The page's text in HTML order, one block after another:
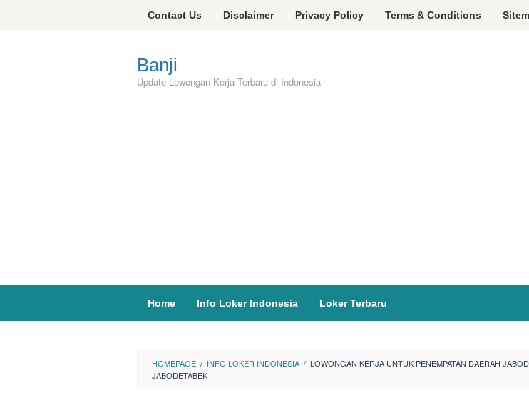
Contact Us Disclaimer Privacy Policy Terms & Conditions
Banji
Update Lowongan Kerja Terbaru di Indonesia
Home Info Loker Indonesia Loker Terbaru
HOMEPAGE / INFO LOKER INDONESIA / LOWONGAN KERJA UNTUK PENEMPATAN DAERAH
JABODETABEK